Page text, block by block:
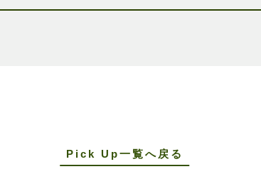
Pick Up一覧へ戻る